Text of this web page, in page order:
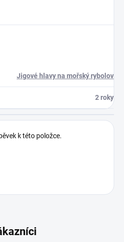
Jigové hlavy na mořský rybolov
2 roky
k této položce.